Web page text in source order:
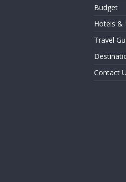
Budget
Hotels &
Travel
Contact